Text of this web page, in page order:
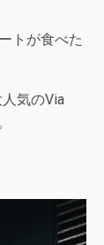
トが食べた
気のVia